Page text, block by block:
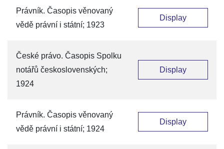
Právník. Časopis věnovaný
vědě právní i státní; 1923
Display
České právo. Časopis Spolku
notářů československých;
1924
Display
Právník. Časopis věnovaný
vědě právní i státní; 1924
Display